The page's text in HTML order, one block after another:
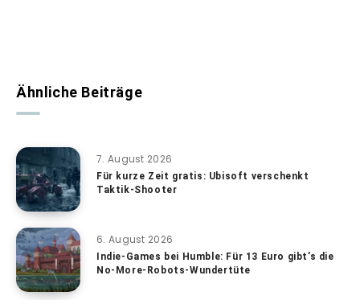
Ähnliche Beiträge
7. August 2026
Für kurze Zeit gratis: Ubisoft verschenkt
Taktik-Shooter
6. August 2026
Indie-Games bei Humble: Für 13 Euro gibt’s die
No-More-Robots-Wundertüte